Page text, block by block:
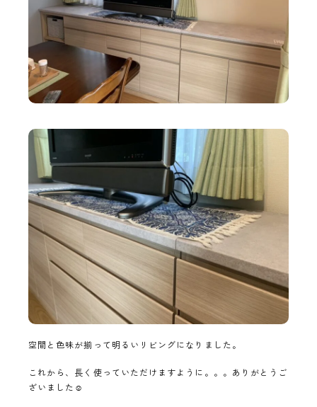
空間と色味が揃って明るいリビングになりました。
これから、長く使っていただけますように。。。ありがとうご
ざいました☺